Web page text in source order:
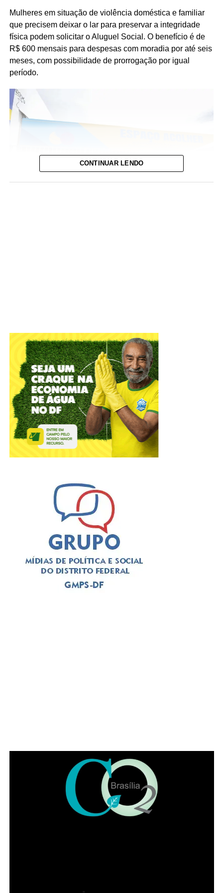
Mulheres em situação de violência doméstica e familiar
que precisem deixar o lar para preservar a integridade
física podem solicitar o Aluguel Social. O benefício é de
R$ 600 mensais para despesas com moradia por até seis
meses, com possibilidade de prorrogação por igual
período.
atendimentos. O acesso ocorre por demanda espontânea,
e não há limite de vagas.
ADVERTISEMENT
Critérios para solicitar o benefício
⇒ Possuir medida protetiva de urgência vigente,
CONTINUAR LENDO